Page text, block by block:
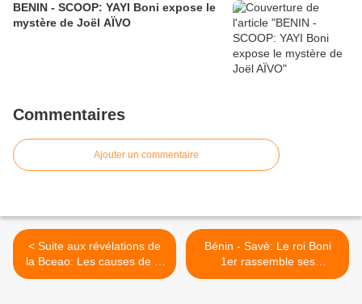
BENIN - SCOOP: YAYI Boni expose le
mystère de Joël AÏVO
Commentaires
Ajouter un commentaire
< Suite aux révélations de
la Bceao: Les causes de la
crise financière au Bénin
Bénin - Savè: Le roi Boni
1er rassemble ses
courtisans autour de la